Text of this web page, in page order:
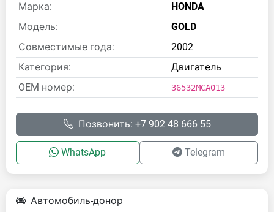
Марка:
HONDA
Модель:
GOLD
Совместимые года:
2002
Категория:
Двигатель
OEM номер:
36532MCA013
Позвонить: +7 902 48 666 55
WhatsApp Telegram
Автомобиль-донор